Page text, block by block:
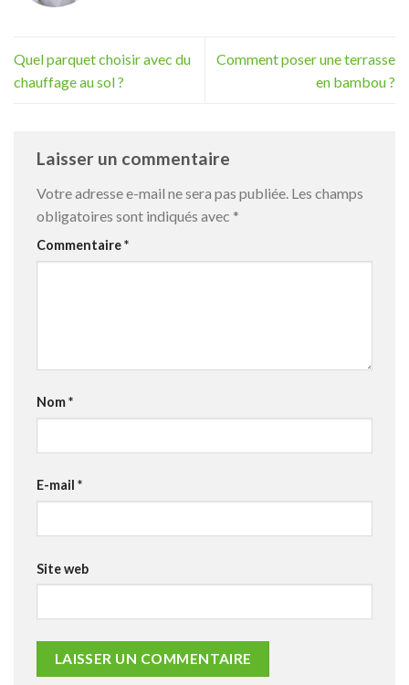
Quel parquet choisir avec du
chauffage au sol ?
Comment poser une terrasse
en bambou ?
Laisser un commentaire
Votre adresse e-mail ne sera pas publiée. Les champs
obligatoires sont indiqués avec *
Commentaire*
Nom*
E-mail *
Site web